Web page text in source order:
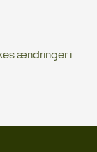
ændringer i